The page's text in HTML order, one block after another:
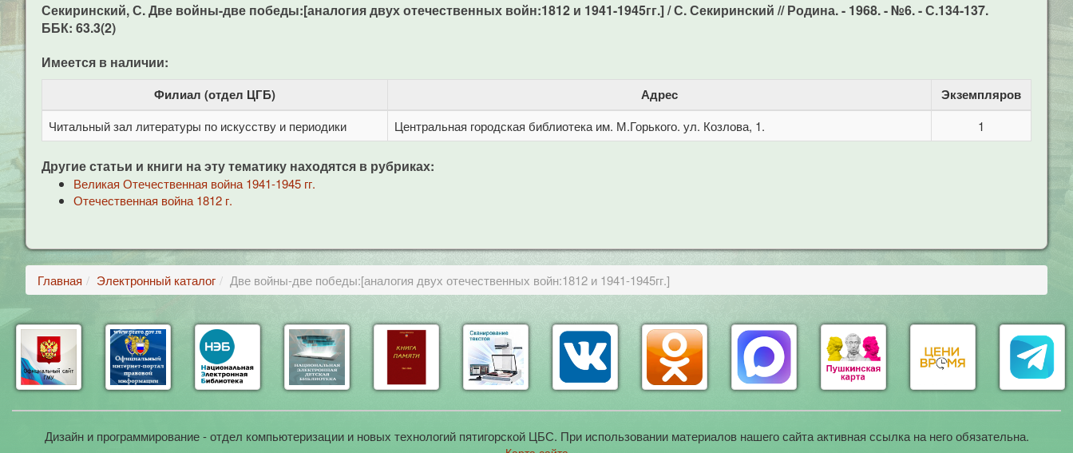
Секиринский, С. Две войны-две победы:[аналогия двух отечественных войн:1812 и 1941-1945гг.] / С. Секиринский // Родина. - 1968. - №6. - С.134-137.
ББК: 63.3(2)
Имеется в наличии:
Филиал (отдел ЦГБ) Адрес Экземпляров
Читальный зал литературы по искусству и периодики Центральная городская библиотека им. М.Горького. ул. Козлова, 1. 1
Другие статьи и книги на эту тематику находятся в рубриках:
Великая Отечественная война 1941-1945 гг.
Отечественная война 1812 г.
Главная Электронный каталог Две войны-две победы:[аналогия двух отечественных войн:1812 и 1941-1945гг.]
Дизайн и программирование - отдел компьютеризации и новых технологий пятигорской ЦБС. При использовании материалов нашего сайта активная ссылка на него обязательна.